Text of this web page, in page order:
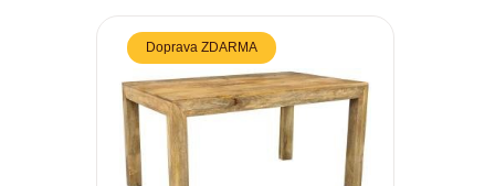
Doprava ZDARMA